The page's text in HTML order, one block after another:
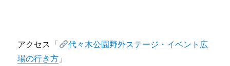
アクセス「
代々木公園野外ステージ・イベント広
場の行き方 」